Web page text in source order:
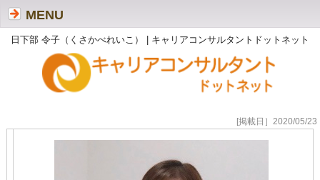
日下部 令子（くさかべれいこ） | キャリアコンサルタントドットネット
MENU
[掲載日］2020/05/23